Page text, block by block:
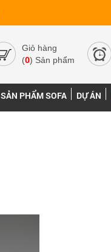
Giỏ hàng
(0) Sản phẩm
SẢN PHẨM SOFA DỰ ÁN